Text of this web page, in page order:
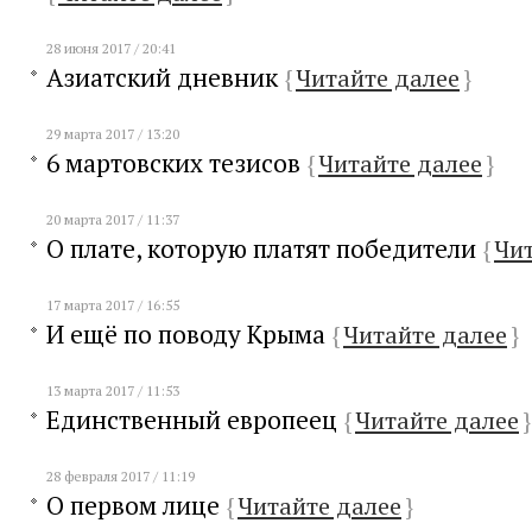
28 июня 2017 / 20:41
Азиатский дневник{Читайте далее}
29 марта 2017 / 13:20
6 мартовских тезисов {Читайте далее}
20 марта 2017 / 11:37
О плате, которую платят победители {
17 марта 2017 / 16:55
И ещё по поводу Крыма {Читайте далее}
13 марта 2017 / 11:53
Единственный европеец {Читайте далее}
28 февраля 2017 / 11:19
О первом лице {Читайте далее}